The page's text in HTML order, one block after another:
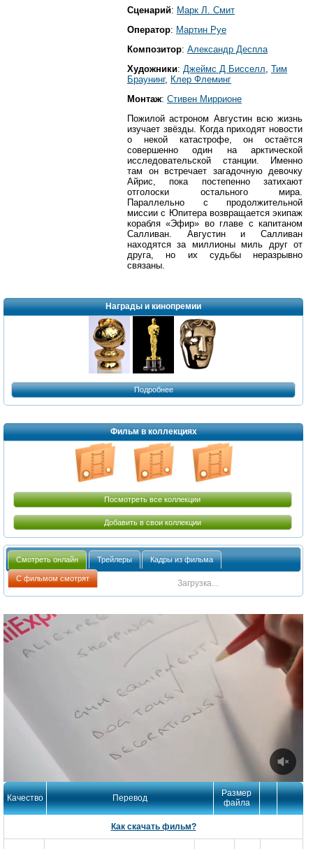
Сценарий: Марк Л. Смит
Оператор: Мартин Руе
Композитор: Александр Деспла
Художники: Джеймс Д Бисселл Тим
Браунинг, Клер Флеминг
Монтаж: Стивен Миррионе
Пожилой астроном Августин всю жизнь
изучает звёзды. Когда приходят новости
о некой катастрофе, он остаётся
совершенно один на арктической
исследовательской станции. Именно
там он встречает загадочную девочку
Айрис, пока постепенно затихают
отголоски остального мира.
Параллельно с продолжительной
миссии с Юпитера возвращается экипаж
корабля «Эфир» во главе с капитаном
Салливан. Августин и Салливан
находятся за миллионы миль друг от
друга, но их судьбы неразрывно
связаны.
Награды и кинопремии
Подробнее
Фильм в коллекциях
Посмотреть все коллекции
Добавить в свои коллекции
Смотреть онлайн Трейлеры Кадры из фильма
С фильмом смотрят Загрузка...
Качество Перевод
Размер
файла
Как скачать фильм?